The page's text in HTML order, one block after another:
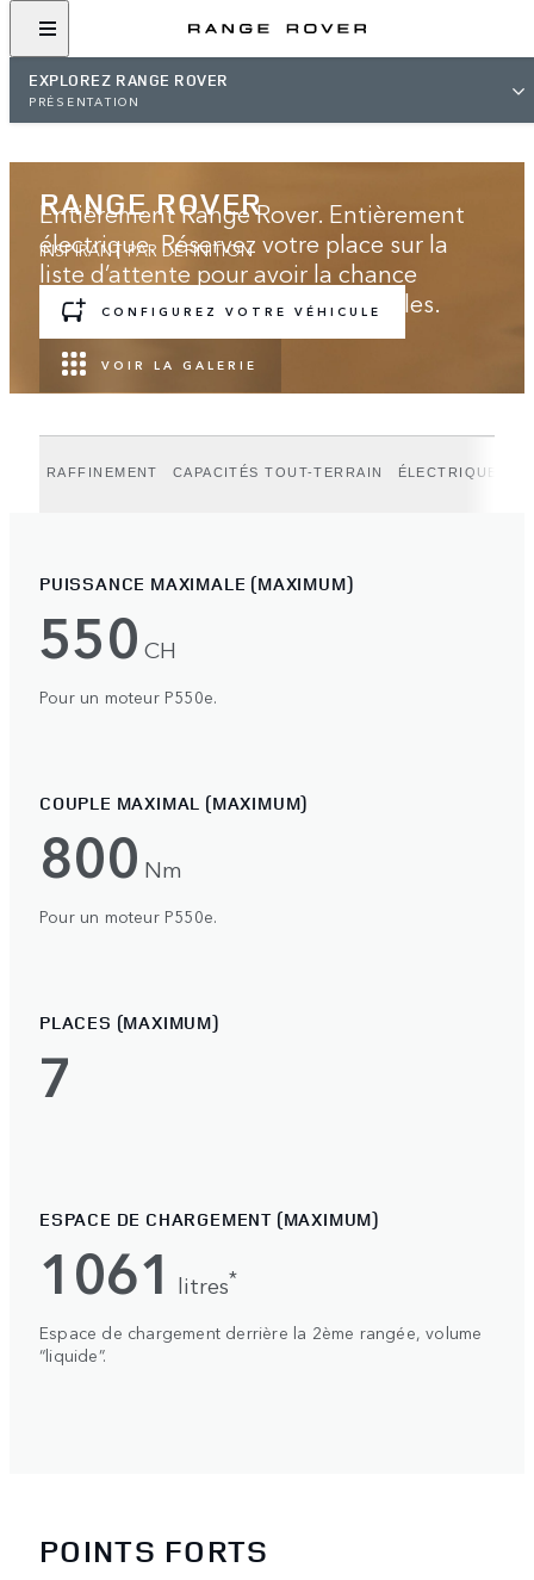
EXPLOREZ RANGE ROVER
PRÉSENTATION
RANGE ROVER
INSPIRANT PAR DÉFINITION
CONFIGUREZ VOTRE VÉHICULE
VOIR LA GALERIE
Entièrement Range Rover. Entièrement
électrique. Réservez votre place sur la
liste d’attente pour avoir la chance
d’acquérir l’un des premiers modèles.
RAFFINEMENT CAPACITÉS TOUT-TERRAIN ÉLECTRIQUE
PUISSANCE MAXIMALE (MAXIMUM)
550 CH
Pour un moteur P550e.
COUPLE MAXIMAL (MAXIMUM)
800 Nm
Pour un moteur P550e.
PLACES (MAXIMUM)
7
ESPACE DE CHARGEMENT (MAXIMUM)
1061 litres*
Espace de chargement derrière la 2ème rangée, volume
“liquide”.
POINTS FORTS